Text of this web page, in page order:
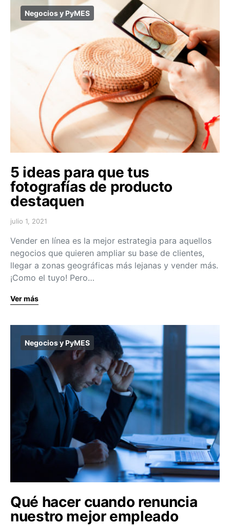
Negocios y PyMES
5 ideas para que tus
fotografías de producto
destaquen
julio 1, 2021
Vender en línea es la mejor estrategia para aquellos
negocios que quieren ampliar su base de clientes,
llegar a zonas geográficas más lejanas y vender más.
¡Como el tuyo! Pero…
Ver más
Negocios y PyMES
Qué hacer cuando renuncia
nuestro mejor empleado